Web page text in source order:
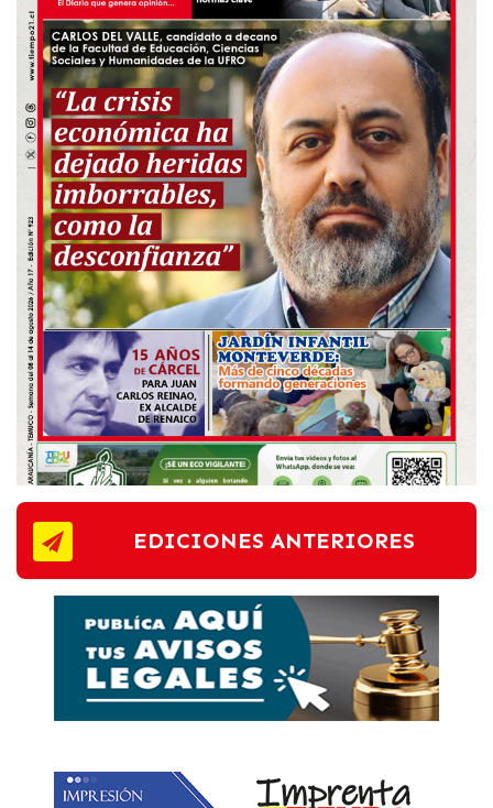
EDICIONES ANTERIORES